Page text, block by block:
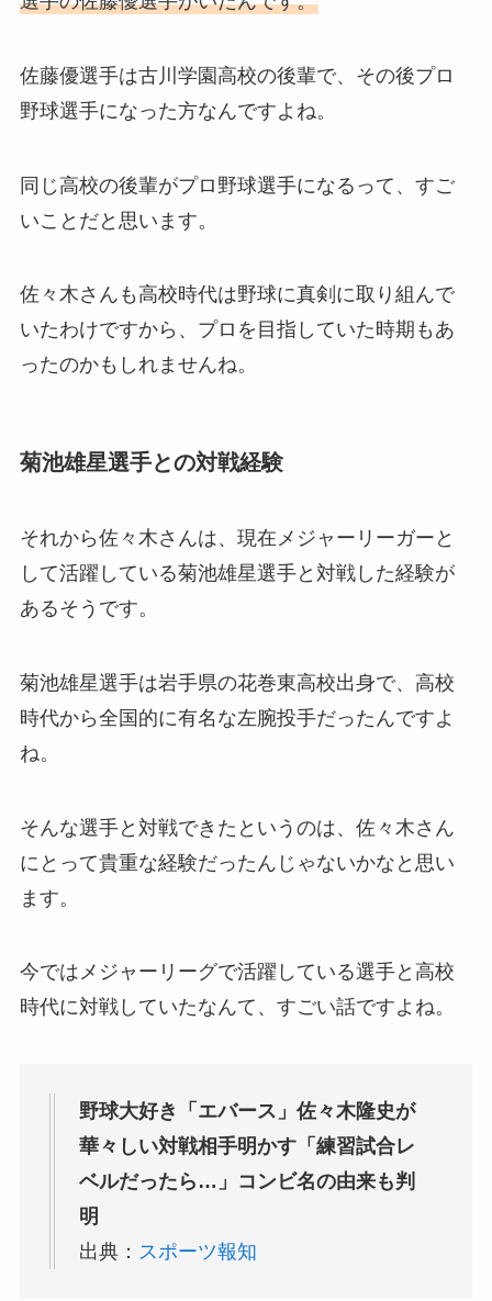
佐藤優選手は古川学園高校の後輩で、その後プロ
野球選手になった方なんですよね。
同じ高校の後輩がプロ野球選手になるって、すご
いことだと思います。
佐々木さんも高校時代は野球に真剣に取り組んで
いたわけですから、プロを目指していた時期もあ
ったのかもしれませんね。
菊池雄星選手との対戦経験
それから佐々木さんは、現在メジャーリーガーと
して活躍している菊池雄星選手と対戦した経験が
あるそうです。
菊池雄星選手は岩手県の花巻東高校出身で、高校
時代から全国的に有名な左腕投手だったんですよ
ね。
そんな選手と対戦できたというのは、佐々木さん
にとって貴重な経験だったんじゃないかなと思い
ます。
今ではメジャーリーグで活躍している選手と高校
時代に対戦していたなんて、すごい話ですよね。
野球大好き「エバース」佐々木隆史が
華々しい対戦相手明かす「練習試合レ
ベルだったら…」コンビ名の由来も判
明
出典： スポーツ報知